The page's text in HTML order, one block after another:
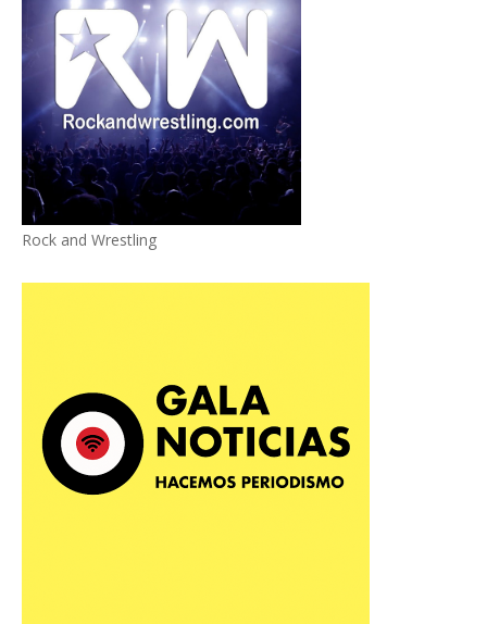
Rock and Wrestling